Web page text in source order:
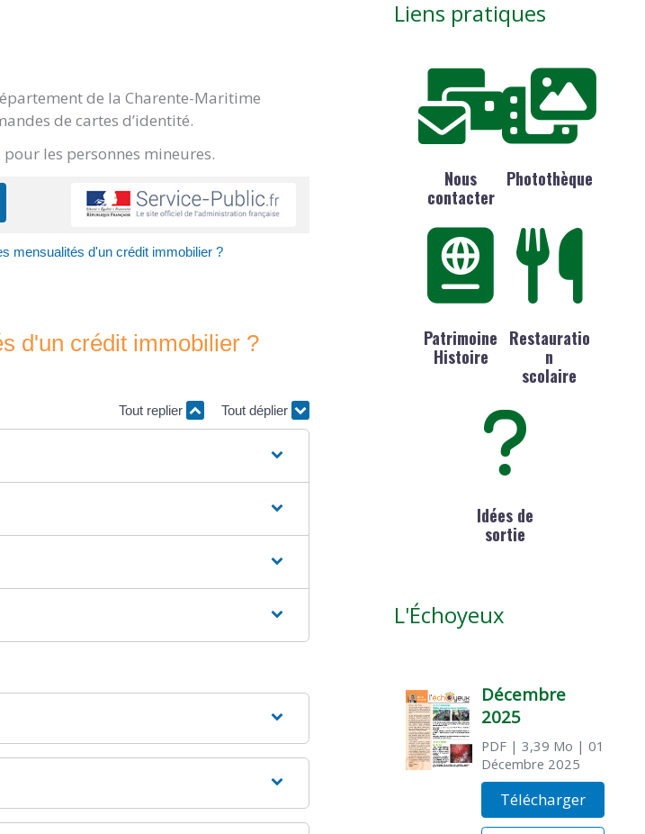
de la Charente-Maritime
de cartes d’identité.
les personnes mineures.
mensualités d'un crédit immobilier ?
d'un crédit immobilier ?
Tout replier Tout déplier
Liens pratiques
Nous
contacter
Photothèque
Patrimoine
Histoire
Restauratio
n
scolaire
Idées de
sortie
L'Échoyeux
Décembre
2025
PDF| 3,39 Mo | 01
Décembre 2025
Télécharger